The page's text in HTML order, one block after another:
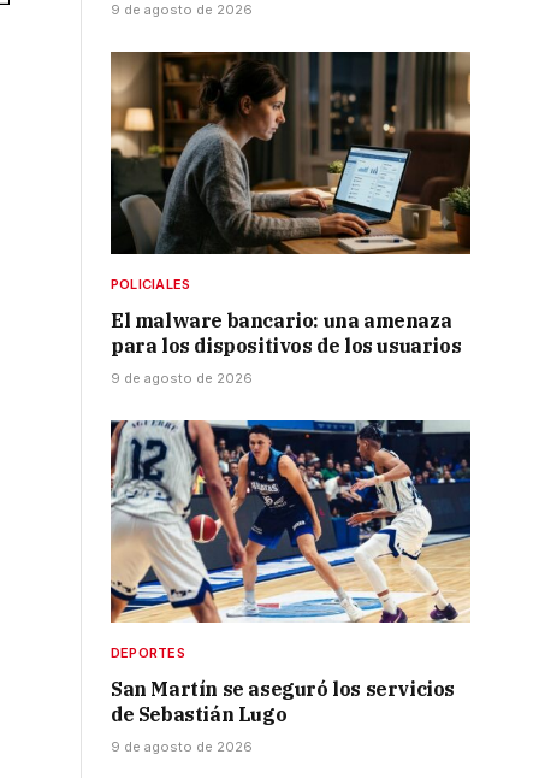
9 de agosto de 2026
POLICIALES
El malware bancario: una amenaza
para los dispositivos de los usuarios
9 de agosto de 2026
DEPORTES
San Martín se aseguró los servicios
de Sebastián Lugo
9 de agosto de 2026